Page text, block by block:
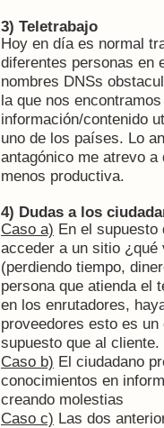
3) Teletrabajo
Hoy en día es normal
diferentes personas en
nombres DNSs
la que nos
información/contenido
uno de los países. Lo
antagónico me atrevo
menos productiva.
4) Dudas a los
Caso a) En el supuesto
acceder a un sitio
(perdiendo tiempo,
persona que atienda el
en los enrutadores,
proveedores esto es
supuesto que al
Caso b) El ciudadano
conocimientos en
creando molestias
Caso c) Las dos